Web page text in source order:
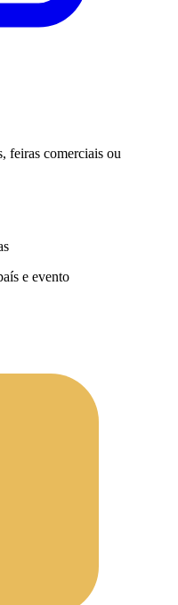
feiras comerciais ou
e evento